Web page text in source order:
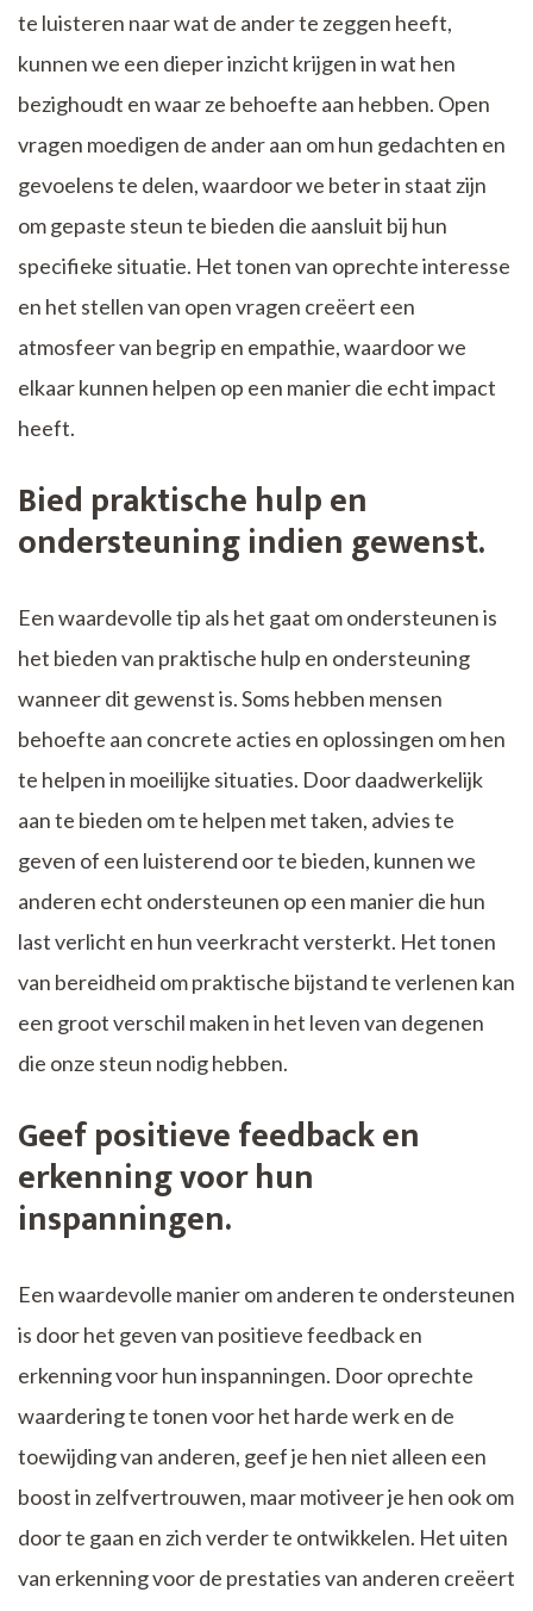
te luisteren naar wat de ander te zeggen heeft,
kunnen we een dieper inzicht krijgen in wat hen
bezighoudt en waar ze behoefte aan hebben. Open
vragen moedigen de ander aan om hun gedachten en
gevoelens te delen, waardoor we beter in staat zijn
om gepaste steun te bieden die aansluit bij hun
specifieke situatie. Het tonen van oprechte interesse
en het stellen van open vragen creëert een
atmosfeer van begrip en empathie, waardoor we
elkaar kunnen helpen op een manier die echt impact
heeft.
Bied praktische hulp en
ondersteuning indien gewenst.
Een waardevolle tip als het gaat om ondersteunen is
het bieden van praktische hulp en ondersteuning
wanneer dit gewenst is. Soms hebben mensen
behoefte aan concrete acties en oplossingen om hen
te helpen in moeilijke situaties. Door daadwerkelijk
aan te bieden om te helpen met taken, advies te
geven of een luisterend oor te bieden, kunnen we
anderen echt ondersteunen op een manier die hun
last verlicht en hun veerkracht versterkt. Het tonen
van bereidheid om praktische bijstand te verlenen kan
een groot verschil maken in het leven van degenen
die onze steun nodig hebben.
Geef positieve feedback en
erkenning voor hun
inspanningen.
Een waardevolle manier om anderen te ondersteunen
is door het geven van positieve feedback en
erkenning voor hun inspanningen. Door oprechte
waardering te tonen voor het harde werk en de
toewijding van anderen, geef je hen niet alleen een
boost in zelfvertrouwen, maar motiveer je hen ook om
door te gaan en zich verder te ontwikkelen. Het uiten
van erkenning voor de prestaties van anderen creëert